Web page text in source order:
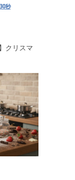
秒
クリスマ